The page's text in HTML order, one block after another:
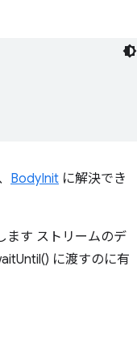
BodyInit に解決でき
ます ストリームのデ
に渡すのに有